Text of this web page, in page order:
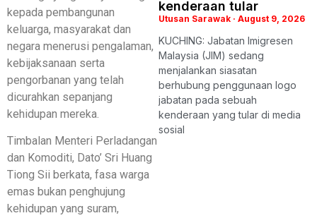
kepada pembangunan
keluarga, masyarakat dan
negara menerusi pengalaman,
kebijaksanaan serta
pengorbanan yang telah
dicurahkan sepanjang
kehidupan mereka.
Timbalan Menteri Perladangan
dan Komoditi, Dato’ Sri Huang
Tiong Sii berkata, fasa warga
emas bukan penghujung
kehidupan yang suram,
kenderaan tular
Utusan Sarawak August 9, 2026
KUCHING: Jabatan Imigresen
Malaysia (JIM) sedang
menjalankan siasatan
berhubung penggunaan logo
jabatan pada sebuah
kenderaan yang tular di media
sosial